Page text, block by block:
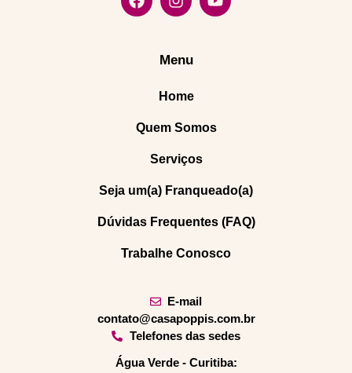
Menu
Home
Quem Somos
Serviços
Seja um(a) Franqueado(a)
Dúvidas Frequentes (FAQ)
Trabalhe Conosco
E-mail
contato@casapoppis.com.br
Telefones das sedes
Água Verde - Curitiba: